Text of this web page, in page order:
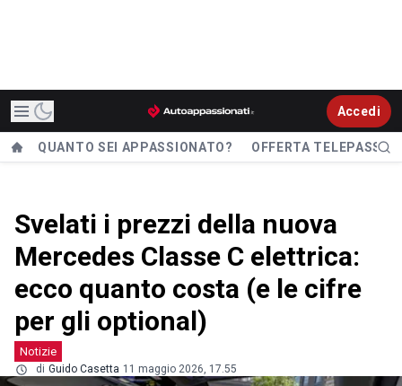
Accedi
QUANTO SEI APPASSIONATO? OFFERTA TELEPASS
Svelati i prezzi della nuova
Mercedes Classe C elettrica:
ecco quanto costa (e le cifre
per gli optional)
Notizie
di Guido Casetta 11 maggio 2026, 17.55